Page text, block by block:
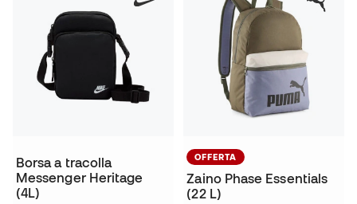
Borsa a tracolla
Messenger Heritage
(4L)
OFFERTA
Zaino Phase Essentials
(22 L)